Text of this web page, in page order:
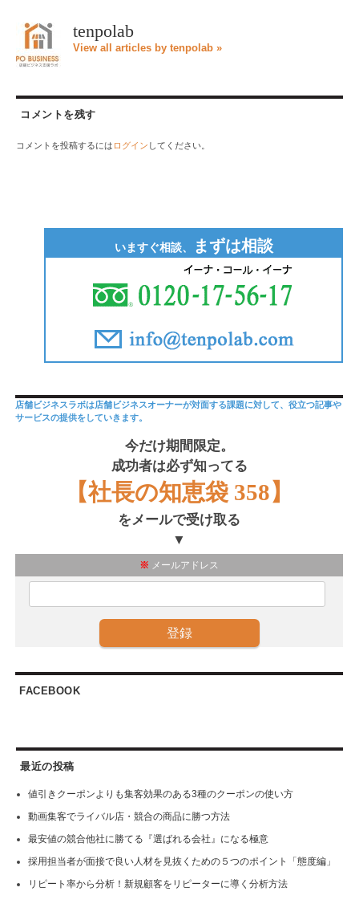
tenpolab
View all articles by tenpolab »
コメントを残す
コメントを投稿するには ログイン してください。
いますぐ相談、 まずは相談
店舗ビジネスラボは店舗ビジネスオーナーが対面する課題に対して、役立つ記事や
サービスの提供をしていきます。
今だけ期間限定。
成功者は必ず知ってる
【社長の知恵袋 358】
をメールで受け取る
▼
※ メールアドレス
FACEBOOK
最近の投稿
値引きクーポンよりも集客効果のある3種のクーポンの使い方
動画集客でライバル店・競合の商品に勝つ方法
最安値の競合他社に勝てる『選ばれる会社』になる極意
採用担当者が面接で良い人材を見抜くための５つのポイント「態度編」
リピート率から分析！新規顧客をリピーターに導く分析方法